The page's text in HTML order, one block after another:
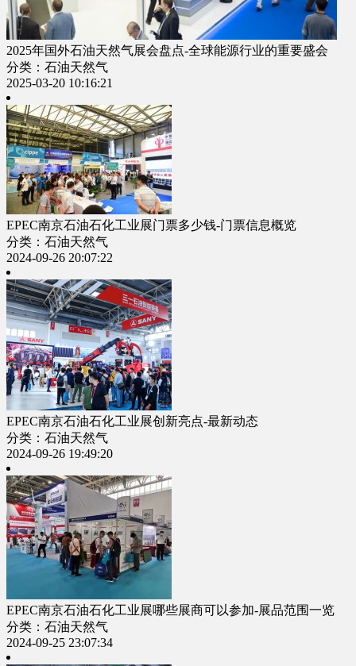
2025年国外石油天然气展会盘点-全球能源行业的重要盛会
分类：石油天然气
2025-03-20 10:16:21
EPEC南京石油石化工业展门票多少钱-门票信息概览
分类：石油天然气
2024-09-26 20:07:22
EPEC南京石油石化工业展创新亮点-最新动态
分类：石油天然气
2024-09-26 19:49:20
EPEC南京石油石化工业展哪些展商可以参加-展品范围一览
分类：石油天然气
2024-09-25 23:07:34